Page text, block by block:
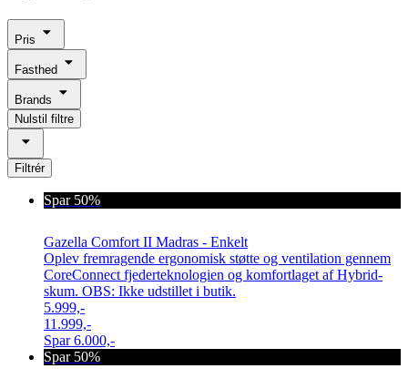
Pris
Fasthed
Brands
Nulstil filtre
Filtrér
Spar 50%
Gazella Comfort II Madras - Enkelt
Oplev fremragende ergonomisk støtte og ventilation gennem
CoreConnect fjederteknologien og komfortlaget af Hybrid-
skum. OBS: Ikke udstillet i butik.
5.999,-
11.999,-
Spar6.000,-
Spar 50%